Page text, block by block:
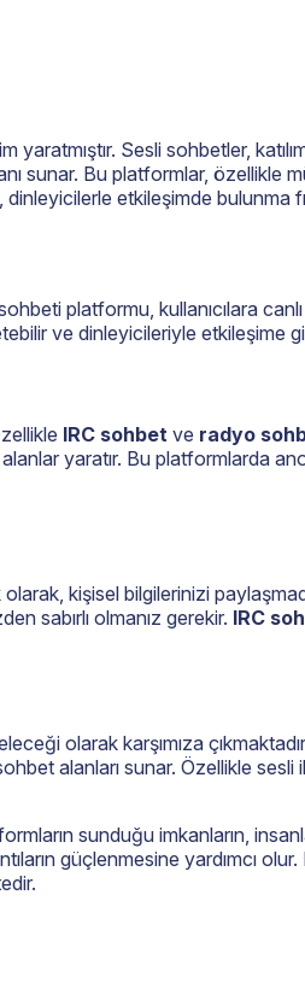
Sesli sohbetler,
sunar. Bu platformlar, özellikle
etkileşimde bulunma
platformu, kullanıcılara
ve dinleyicileriyle etkileşime
IRC sohbet ve radyo
yaratır. Bu platformlarda
kişisel bilgilerinizi
sabırlı olmanız gerekir. IRC
olarak karşımıza
alanları sunar. Özellikle sesli
sunduğu imkanların,
güçlenmesine yardımcı